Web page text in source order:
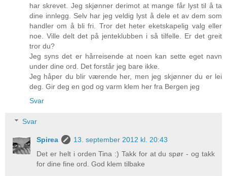
har skrevet. Jeg skjønner derimot at mange får lyst til å ta
dine innlegg. Selv har jeg veldig lyst å dele et av dem som
handler om å bli fri. Tror det heter eketskapelig valg eller
noe. Ville delt det på jenteklubben i så tilfelle. Er det greit
tror du?
Jeg syns det er hårreisende at noen kan sette eget navn
under dine ord. Det forstår jeg bare ikke.
Jeg håper du blir værende her, men jeg skjønner du er lei
deg. Gir deg en god og varm klem her fra Bergen jeg
Svar
Svar
Spirea
13. september 2012 kl. 20:43
Det er helt i orden Tina :) Takk for at du spør - og takk
for dine fine ord. God klem tilbake